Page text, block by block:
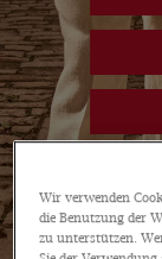
Wir verwenden
die Benutzung der
zu unterstützen.